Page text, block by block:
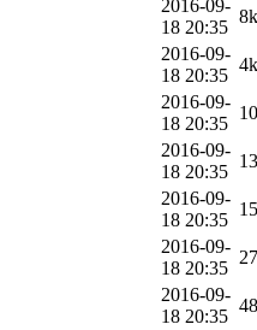
2016-09-
18 20:35
8k
2016-09-
18 20:35
4k
2016-09-
18 20:35
2016-09-
18 20:35
2016-09-
18 20:35
2016-09-
18 20:35
2016-09-
18 20:35